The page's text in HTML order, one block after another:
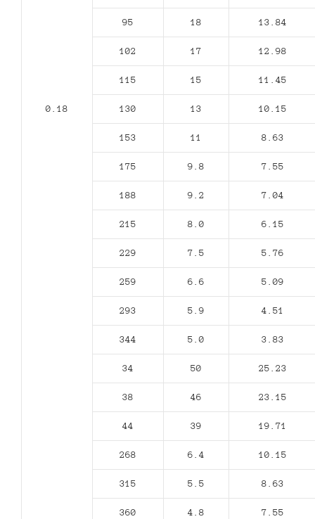
0.18
95 18 13.84
102 17 12.98
115 15 11.45
130 13 10.15
153 11 8.63
175 9.8 7.55
188 9.2 7.04
215 8.0 6.15
229 7.5 5.76
259 6.6 5.09
293 5.9 4.51
344 5.0 3.83
34 50 25.23
38 46 23.15
44 39 19.71
268 6.4 10.15
315 5.5 8.63
360 4.8 7.55